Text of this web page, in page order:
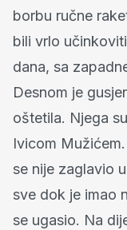
borbu ručne
bili vrlo
dana, sa
Desnom je
oštetila. Njega
Ivicom
se nije zaglavio
sve dok je imao
se ugasio. Na